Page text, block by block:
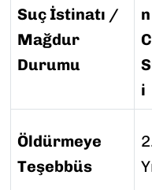
Suç İstinatı /
Mağdur
Durumu
n
i
Öldürmeye
Teşebbüs